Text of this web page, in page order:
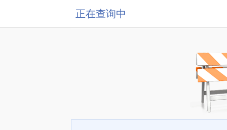
正在查询中